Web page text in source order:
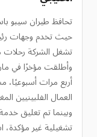
تحافظ طيران سيبو
أربع مرات أسبوعيًا،
تشغيلية غير